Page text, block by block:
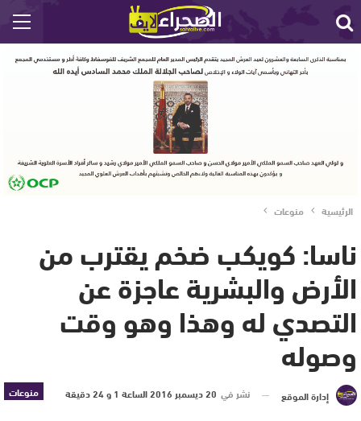
الرئيسية منوعات
ناسا: كويكب ضخم يقترب من
الأرض والبشرية عاجزة عن
التصدي له وهذا وهو وقت
وصوله
منوعات إدارة الموقع نشر في 20 ديسمبر 2016 الساعة 1 و 24 دقيقة